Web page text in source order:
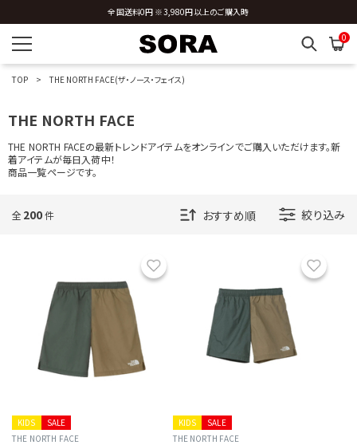
全国送料0円 ※3,980円以上のご購入時
0
TOP THE NORTH FACE(ザ・ノース・フェイス)
THE NORTH FACE
THE NORTH FACEの最新トレンドアイテムをオンラインでご購入いただけます。新
着アイテムが毎日入荷中！
商品一覧ページです。
全 200件 絞り込み
お気に入り
SALE
KIDS
THE NORTH FACE
SALE
KIDS
THE NORTH FACE